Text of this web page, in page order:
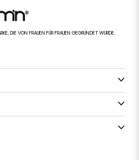
DIE VON FRAUEN FÜR FRAUEN GEGRÜNDET WURDE.